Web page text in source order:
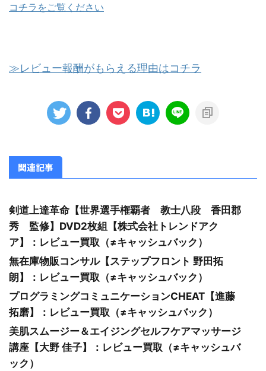
コチラをご覧ください
≫レビュー報酬がもらえる理由はコチラ
関連記事
剣道上達革命【世界選手権覇者 教士八段 香田郡
秀 監修】DVD2枚組【株式会社トレンドアク
ア】：レビュー買取（≠キャッシュバック）
無在庫物販コンサル【ステップフロント 野田拓
朗】：レビュー買取（≠キャッシュバック）
プログラミングコミュニケーションCHEAT【進藤
拓磨】：レビュー買取（≠キャッシュバック）
美肌スムージー＆エイジングセルフケアマッサージ
講座【大野 佳子】：レビュー買取（≠キャッシュバ
ック）